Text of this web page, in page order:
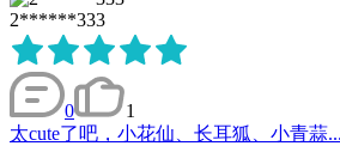
2******333
0
1
太cute了吧，小花仙、长耳狐、小青蒜